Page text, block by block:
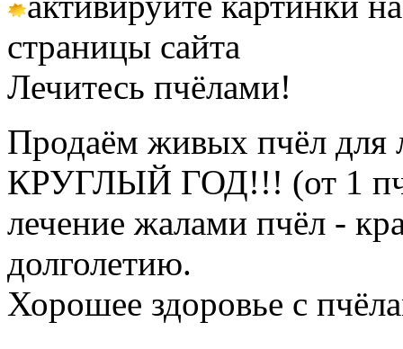
страницы сайта
Лечитесь пчёлами!
Продаём живых пчёл для
КРУГЛЫЙ ГОД!!! (от 1
лечение жалами пчёл -
долголетию.
Хорошее здоровье с